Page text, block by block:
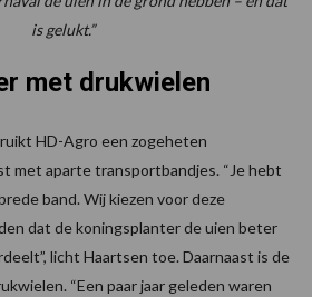
is gelukt.”
met drukwielen
HD-Agro een zogeheten
met aparte transportbandjes. “Je hebt
band. Wij kiezen voor deze
dat de koningsplanter de uien beter
licht Haartsen toe. Daarnaast is de
“Een paar jaar geleden waren